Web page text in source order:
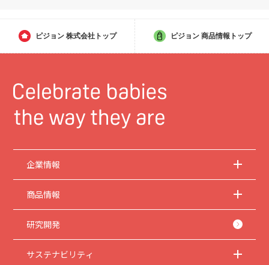
ピジョン 株式会社トップ ピジョン 商品情報トップ
企業情報
商品情報
研究開発
サステナビリティ